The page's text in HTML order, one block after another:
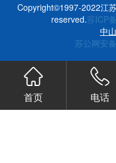
Copyright©1997-2022江
reserved.苏ICP
中
苏公网安
首页 电话